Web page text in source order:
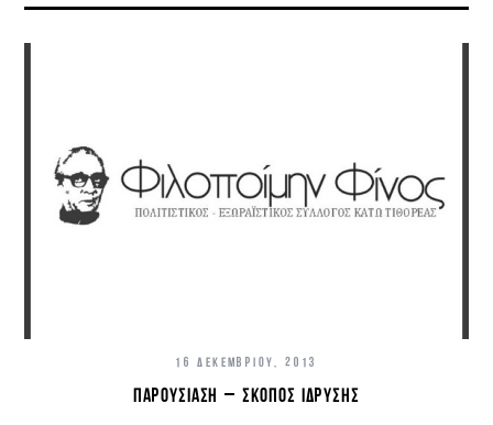
16 ΔΕΚΕΜΒΡΊΟΥ, 2013
ΠΑΡΟΥΣΊΑΣΗ – ΣΚΟΠΌΣ ΊΔΡΥΣΗΣ